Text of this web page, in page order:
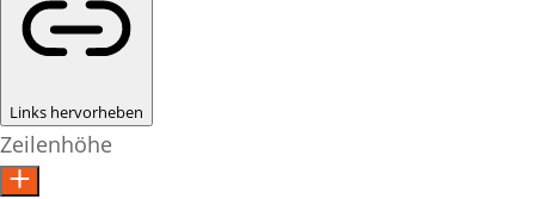
Links hervorheben
Zeilenhöhe